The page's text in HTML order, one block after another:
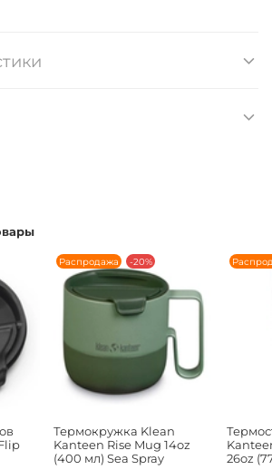
Распродажа -20%
Термокружка Klean
Kanteen Rise Mug 14oz
(400 мл) Sea Spray
26oz